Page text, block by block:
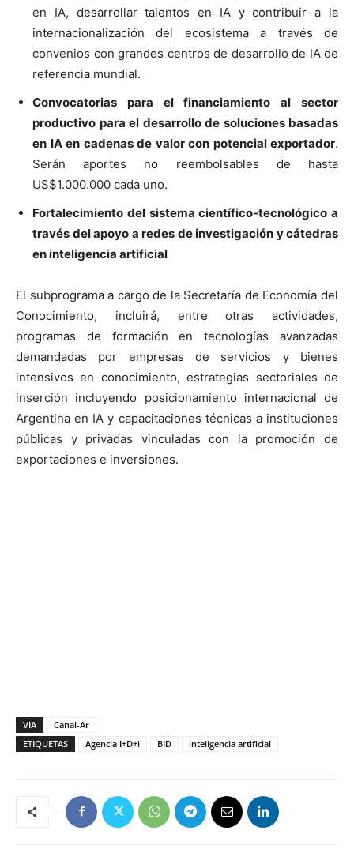
en IA, desarrollar talentos en IA y contribuir a la
internacionalización del ecosistema a través de
convenios con grandes centros de desarrollo de IA de
referencia mundial.
Convocatorias para el financiamiento al sector
productivo para el desarrollo de soluciones basadas
en IA en cadenas de valor con potencial exportador.
Serán aportes no reembolsables de hasta
US$1.000.000 cada uno.
Fortalecimiento del sistema científico-tecnológico a
través del apoyo a redes de investigación y cátedras
en inteligencia artificial
El subprograma a cargo de la Secretaría de Economía del
Conocimiento, incluirá, entre otras actividades,
programas de formación en tecnologías avanzadas
demandadas por empresas de servicios y bienes
intensivos en conocimiento, estrategias sectoriales de
inserción incluyendo posicionamiento internacional de
Argentina en IA y capacitaciones técnicas a instituciones
públicas y privadas vinculadas con la promoción de
exportaciones e inversiones.
VIA
Canal-Ar
ETIQUETAS
Agencia I+D+i BID inteligencia artificial